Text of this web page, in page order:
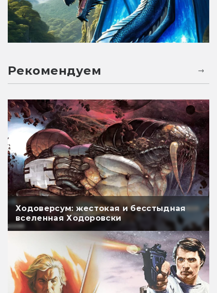
Рекомендуем
Ходоверсум: жестокая и бесстыдная
вселенная Ходоровски